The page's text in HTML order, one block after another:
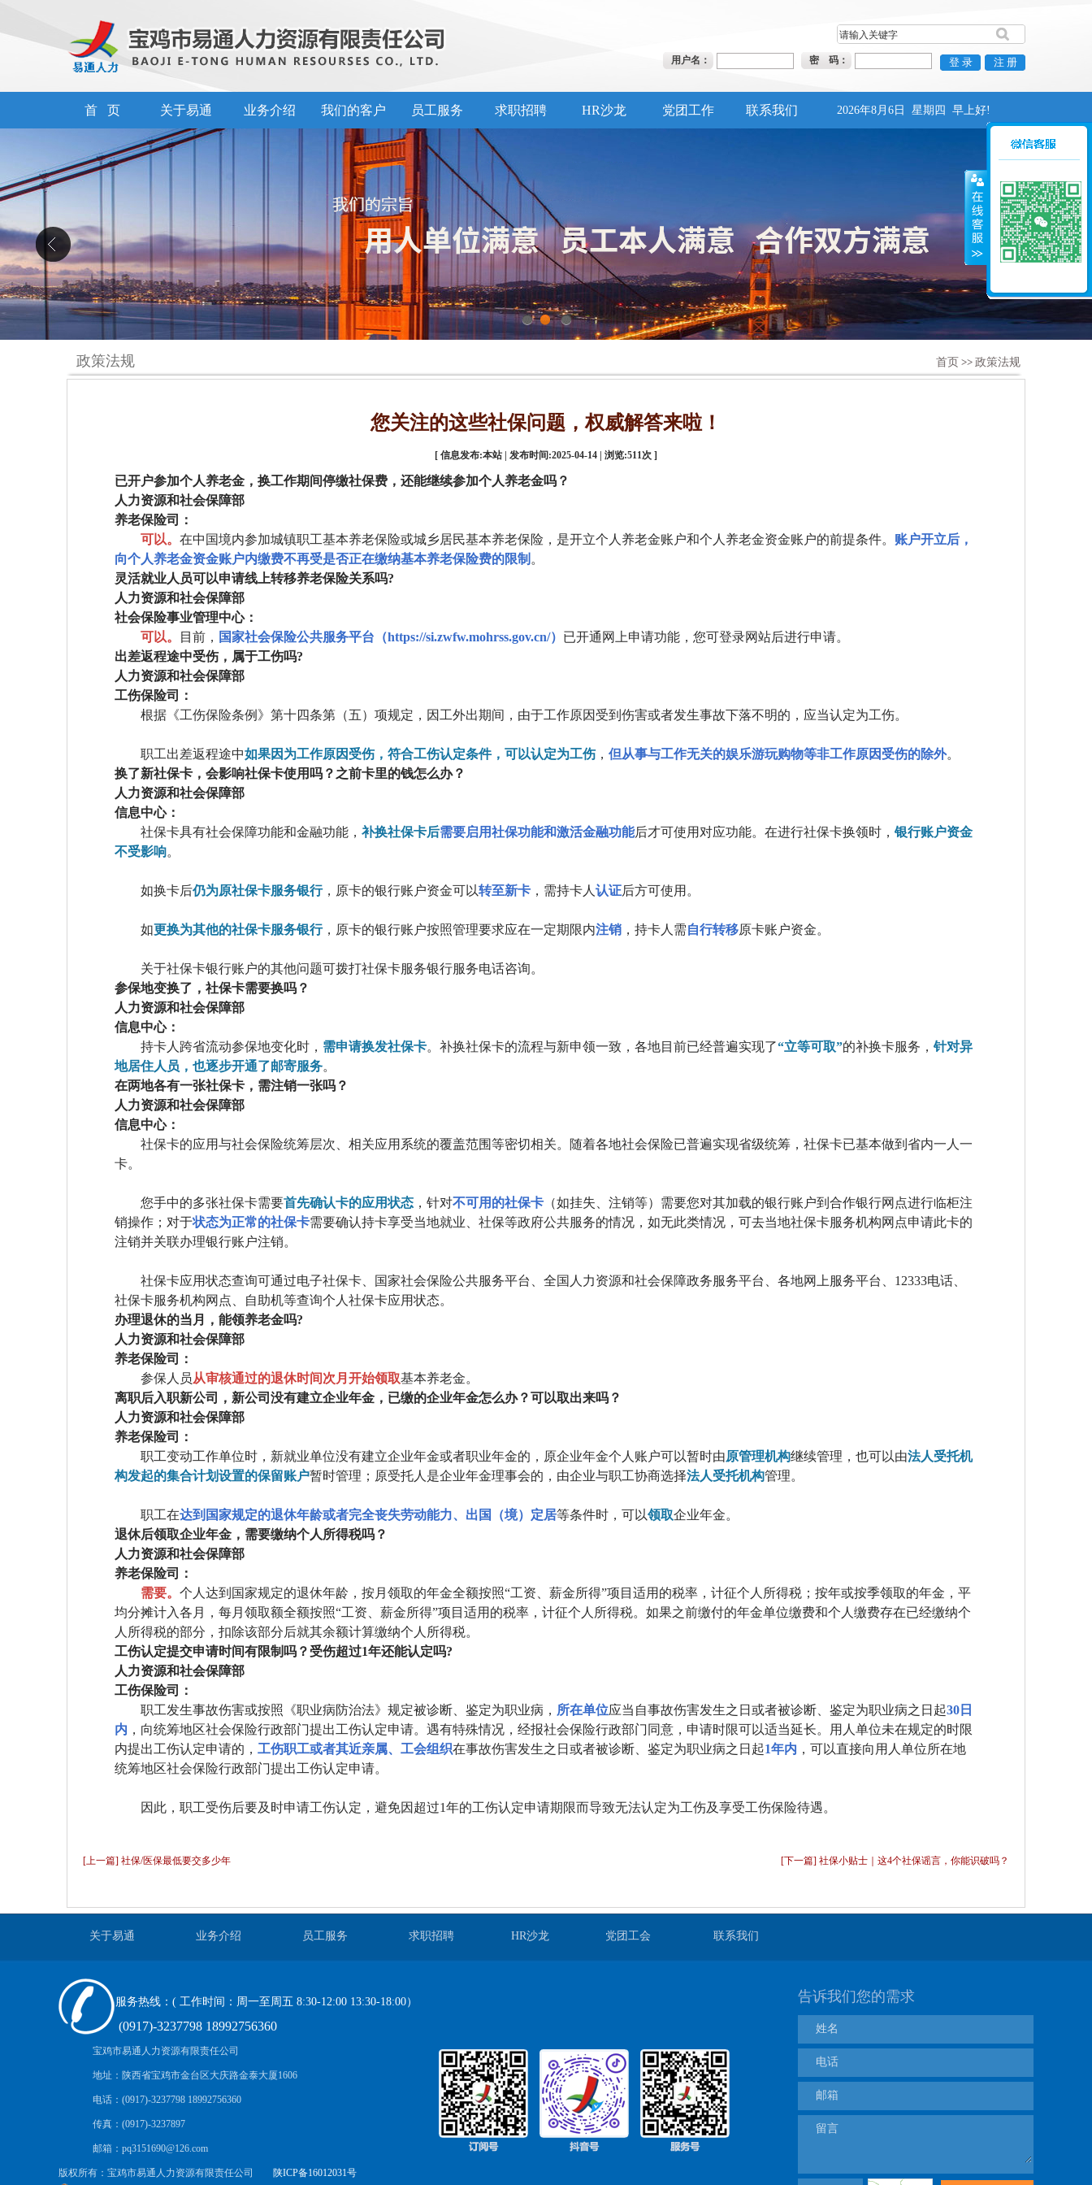
用户名： 密 码：
首 页 关于易通 业务介绍 我们的客户 员工服务 求职招聘 HR沙龙 党团工作 联系我们 2026年8月6日 星期四 早上好!
2 3
政策法规 首页 >> 政策法规
您关注的这些社保问题，权威解答来啦！
[ 信息发布:本站 | 发布时间:2025-04-14 | 浏览:511次 ]
已开户参加个人养老金，换工作期间停缴社保费，还能继续参加个人养老金吗？
人力资源和社会保障部
养老保险司：
可以。 在中国境内参加城镇职工基本养老保险或城乡居民基本养老保险，是开立个人养老金账户和个人养老金资金账户的前提条件。 账户开立后，
向个人养老金资金账户内缴费不再受是否正在缴纳基本养老保险费的限制 。
灵活就业人员可以申请线上转移养老保险关系吗?
人力资源和社会保障部
社会保险事业管理中心：
可以。
目前， 国家社会保险公共服务平台（https://si.zwfw.mohrss.gov.cn/） 已开通网上申请功能，您可登录网站后进行申请。
出差返程途中受伤，属于工伤吗?
人力资源和社会保障部
工伤保险司：
根据《工伤保险条例》第十四条第（五）项规定，因工外出期间，由于工作原因受到伤害或者发生事故下落不明的，应当认定为工伤。
职工出差返程途中如果因为工作原因受伤，符合工伤认定条件，可以认定为工伤， 但从事与工作无关的娱乐游玩购物等非工作原因受伤的除外。
换了新社保卡，会影响社保卡使用吗？之前卡里的钱怎么办？
人力资源和社会保障部
信息中心：
社保卡具有社会保障功能和金融功能， 补换社保卡后需要启用社保功能和激活金融功能后才可使用对应功能。在进行社保卡换领时， 银行账户资金
不受影响。
如换卡后仍为原社保卡服务银行，原卡的银行账户资金可以转至新卡 ，需持卡人 认证后方可使用。
如更换为其他的社保卡服务银行，原卡的银行账户按照管理要求应在一定期限内注销 ，持卡人需自行转移原卡账户资金。
关于社保卡银行账户的其他问题可拨打社保卡服务银行服务电话咨询。
参保地变换了，社保卡需要换吗？
人力资源和社会保障部
信息中心：
持卡人跨省流动参保地变化时， 需申请换发社保卡。补换社保卡的流程与新申领一致，各地目前已经普遍实现了“立等可取”的补换卡服务，针对异
地居住人员，也逐步开通了邮寄服务。
在两地各有一张社保卡，需注销一张吗？
人力资源和社会保障部
信息中心：
社保卡的应用与社会保险统筹层次、相关应用系统的覆盖范围等密切相关。随着各地社会保险已普遍实现省级统筹，社保卡已基本做到省内一人一
卡。
您手中的多张社保卡需要首先确认卡的应用状态 ，针对不可用的社保卡 （如挂失、注销等）需要您对其加载的银行账户到合作银行网点进行临柜注
销操作；对于状态为正常的社保卡需要确认持卡享受当地就业、社保等政府公共服务的情况，如无此类情况，可去当地社保卡服务机构网点申请此卡的
注销并关联办理银行账户注销。
社保卡应用状态查询可通过电子社保卡、国家社会保险公共服务平台、全国人力资源和社会保障政务服务平台、各地网上服务平台、12333电话、
社保卡服务机构网点、自助机等查询个人社保卡应用状态。
办理退休的当月，能领养老金吗?
人力资源和社会保障部
养老保险司：
参保人员从审核通过的退休时间次月开始领取基本养老金。
离职后入职新公司，新公司没有建立企业年金，已缴的企业年金怎么办？可以取出来吗？
人力资源和社会保障部
养老保险司：
职工变动工作单位时，新就业单位没有建立企业年金或者职业年金的，原企业年金个人账户可以暂时由原管理机构继续管理，也可以由法人受托机
构发起的集合计划设置的保留账户暂时管理；原受托人是企业年金理事会的，由企业与职工协商选择法人受托机构管理。
职工在达到国家规定的退休年龄或者完全丧失劳动能力、出国（境）定居等条件时，可以领取企业年金。
退休后领取企业年金，需要缴纳个人所得税吗？
人力资源和社会保障部
养老保险司：
需要。 个人达到国家规定的退休年龄，按月领取的年金全额按照“工资、薪金所得”项目适用的税率，计征个人所得税；按年或按季领取的年金，平
均分摊计入各月，每月领取额全额按照“工资、薪金所得”项目适用的税率，计征个人所得税。如果之前缴付的年金单位缴费和个人缴费存在已经缴纳个
人所得税的部分，扣除该部分后就其余额计算缴纳个人所得税。
工伤认定提交申请时间有限制吗？受伤超过1年还能认定吗?
人力资源和社会保障部
工伤保险司：
职工发生事故伤害或按照《职业病防治法》规定被诊断、鉴定为职业病， 所在单位应当自事故伤害发生之日或者被诊断、鉴定为职业病之日起30日
内 ，向统筹地区社会保险行政部门提出工伤认定申请。遇有特殊情况，经报社会保险行政部门同意，申请时限可以适当延长。用人单位未在规定的时限
内提出工伤认定申请的， 工伤职工或者其近亲属、工会组织在事故伤害发生之日或者被诊断、鉴定为职业病之日起1年内 ，可以直接向用人单位所在地
统筹地区社会保险行政部门提出工伤认定申请。
因此，职工受伤后要及时申请工伤认定，避免因超过1年的工伤认定申请期限而导致无法认定为工伤及享受工伤保险待遇。
[上一篇] 社保/医保最低要交多少年 [下一篇] 社保小贴士｜这4个社保谣言，你能识破吗？
关于易通 业务介绍 员工服务 求职招聘 HR沙龙 党团工会 联系我们
服务热线：( 工作时间：周一至周五 8:30-12:00 13:30-18:00）
(0917)-3237798 18992756360
宝鸡市易通人力资源有限责任公司
地址：陕西省宝鸡市金台区大庆路金泰大厦1606
电话：(0917)-3237798 18992756360
传真：(0917)-3237897
邮箱：pq3151690@126.com
版权所有：宝鸡市易通人力资源有限责任公司 陕ICP备16012031号
告诉我们您的需求
姓名
电话
邮箱
留言